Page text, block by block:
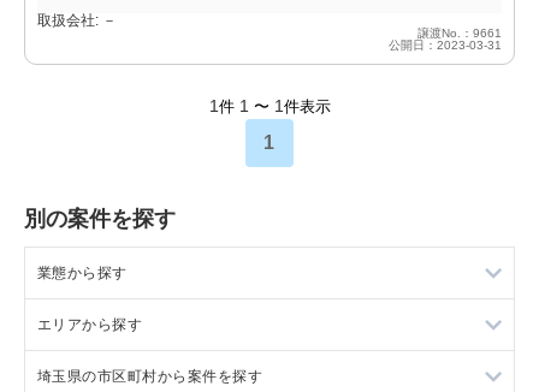
取扱会社: －
譲渡No.：9661
公開日：2023-03-31
1 件 1 〜 1 件表示
1
別の案件を探す
業態から探す
ラーメンの居抜き売却物件の案件一覧
フランス料理の居抜き売却物件の案件一覧
エリアから探す
東京23区の飲食店の居抜き売却物件の案件一覧
埼玉県の市区町村から案件を探す